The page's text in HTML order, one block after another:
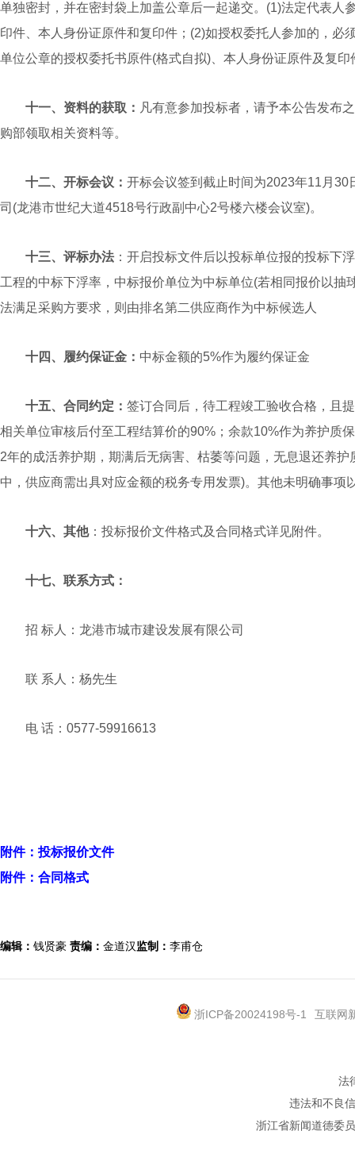
单独密封，并在密封袋上加盖公章后一起递交。(1)法定代表人
印件、本人身份证原件和复印件；(2)如授权委托人参加的，必
单位公章的授权委托书原件(格式自拟)、本人身份证原件及复
十一、资料的获取： 凡有意参加投标者，请予本公告发布
购部领取相关资料等。
十二、开标会议： 开标会议签到截止时间为2023年11月
司(龙港市世纪大道4518号行政副中心2号楼六楼会议室)。
十三、评标办法 ：开启投标文件后以投标单位报的投标下
工程的中标下浮率，中标报价单位为中标单位(若相同报价以抽
法满足采购方要求，则由排名第二供应商作为中标候选人
十四、 履约保证金： 中标金额的5%作为履约保证金
十五、合同约定： 签订合同后，待工程竣工验收合格，且
相关单位审核后付至工程结算价的90%；余款10%作为养护质
2年的成活养护期，期满后无病害、枯萎等问题，无息退还养
中，供应商需出具对应金额的税务专用发票)。其他未明确事项
十六、其他：投标报价文件格式及合同格式详见附件。
十七、 联系方式：
招 标人：龙港市城市建设发展有限公司
联 系人：杨先生
电 话：0577-59916613
附件：投标报价文件
附件：合同格式
编辑： 钱贤豪 责编： 金道汉监制： 李甫仓
浙ICP备20024198号-1 互联网
法
违法和不良
浙江省新闻道德委